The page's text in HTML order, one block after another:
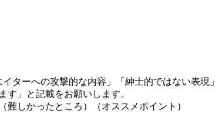
ターへの攻撃的な内容」「紳士的ではない表現」
」と記載をお願いします。
しかったところ）（オススメポイント）